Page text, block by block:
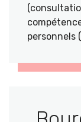
personnels